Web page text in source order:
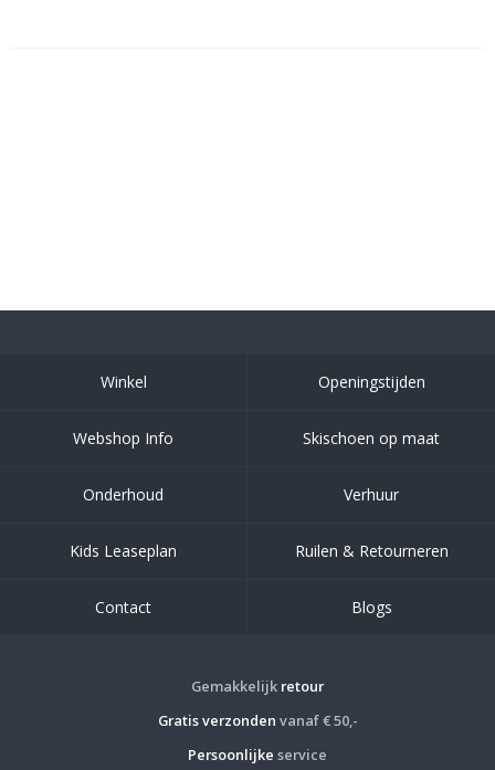
Winkel Openingstijden
Webshop Info Skischoen op maat
Onderhoud Verhuur
Kids Leaseplan Ruilen & Retourneren
Contact Blogs
Gemakkelijk retour
Gratis verzonden vanaf € 50,-
Persoonlijke service